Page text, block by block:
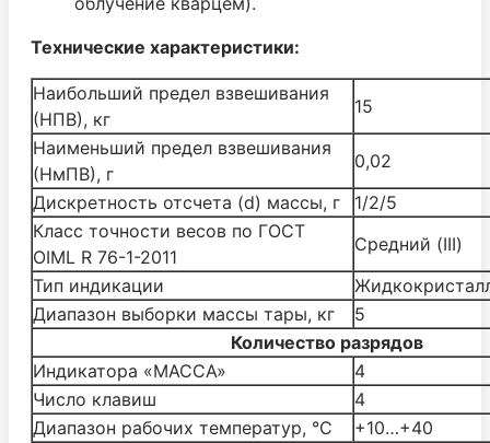
Технические характеристики:
Наибольший предел взвешивания
(НПВ), кг
15
Наименьший предел взвешивания
(НмПВ), г
0,02
Дискретность отсчета (d) массы, г
1/2/5
Класс точности весов по ГОСТ
OIML R 76-1-2011
Средний (III)
Тип индикации
Диапазон выборки массы тары, кг
5
Количество разрядов
Индикатора «МАССА»
4
Число клавиш
4
Диапазон рабочих температур, °С
+10…+40